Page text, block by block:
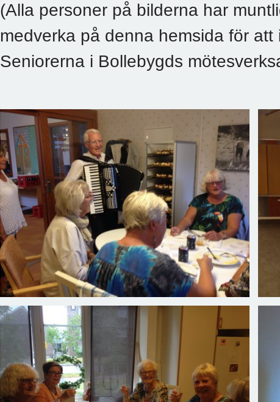
(Alla personer på bilderna har
medverka på denna hemsida för att
Seniorerna i Bollebygds